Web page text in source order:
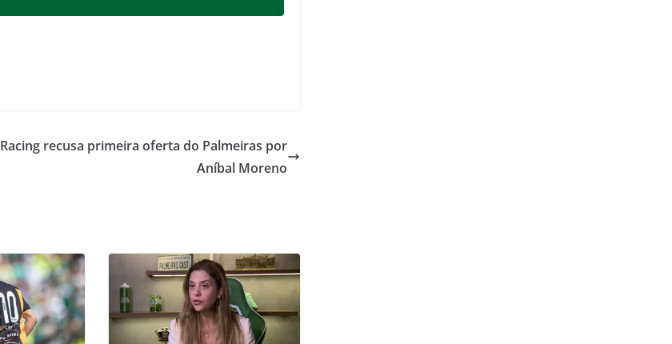
Racing recusa primeira oferta do Palmeiras por
Aníbal Moreno